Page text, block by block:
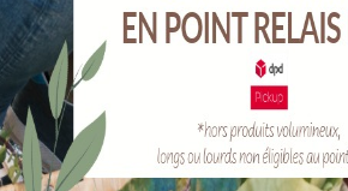
Ref :
JBBC320
EAN :4011798354004
Marque :
SOERGEN Distribution
Quantité :